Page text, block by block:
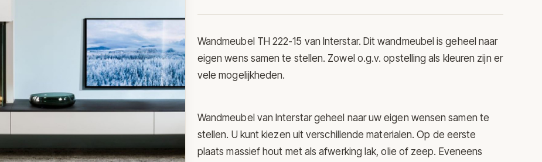
Wandmeubel TH 222-15 van Interstar. Dit wandmeubel is geheel naar
eigen wens samen te stellen. Zowel o.g.v. opstelling als kleuren zijn er
vele mogelijkheden.
Wandmeubel van Interstar geheel naar uw eigen wensen samen te
stellen. U kunt kiezen uit verschillende materialen. Op de eerste
plaats massief hout met als afwerking lak, olie of zeep. Eveneens